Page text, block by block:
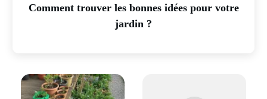
Comment trouver les bonnes idées pour votre
jardin ?